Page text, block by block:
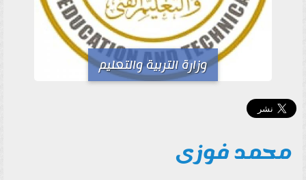
وزارة التربية والتعليم
محمد فوزى